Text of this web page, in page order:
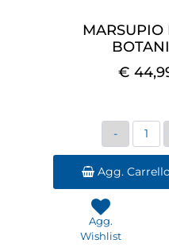
MARSUPIO
€
Agg.
Agg.
Wishlist